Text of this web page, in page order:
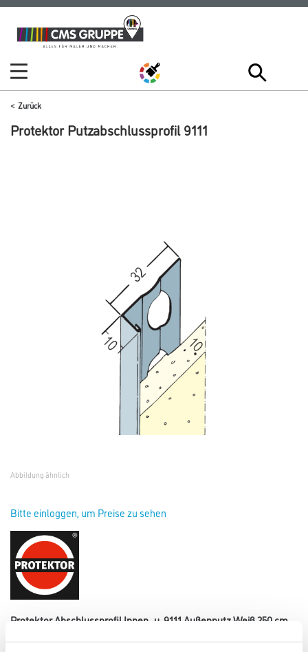
Zum
Inhalt
Zum
Navigationsmenü
Zurück
Protektor Putzabschlussprofil 9111
Abbildung ähnlich
Bitte einloggen, um Preise zu sehen
Protektor Abschlussprofil Innen- u. 9111 Außenputz Weiß 250 cm